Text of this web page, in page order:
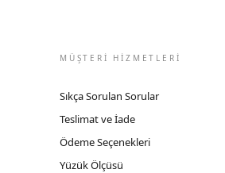
MÜŞTERİ HİZMETLERİ
Sıkça Sorulan Sorular
Teslimat ve İade
Ödeme Seçenekleri
Yüzük Ölçüsü